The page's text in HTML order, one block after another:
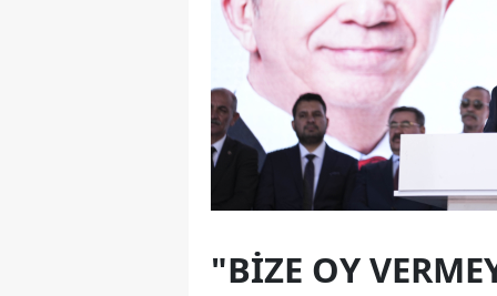
"BİZE OY